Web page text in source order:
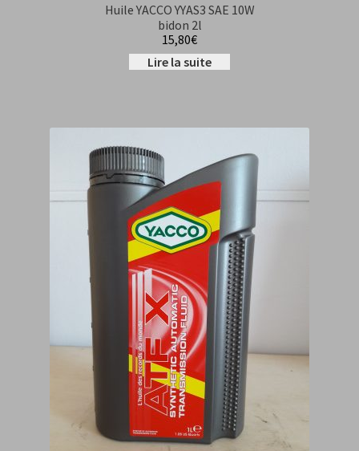
Huile YACCO YYAS3 SAE 10W
bidon 2l
15,80€
Lire la suite